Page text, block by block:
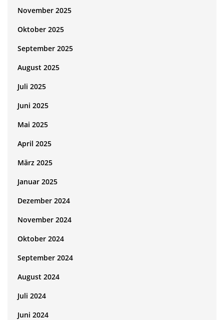
November 2025
Oktober 2025
September 2025
August 2025
Juli 2025
Juni 2025
Mai 2025
April 2025
März 2025
Januar 2025
Dezember 2024
November 2024
Oktober 2024
September 2024
August 2024
Juli 2024
Juni 2024